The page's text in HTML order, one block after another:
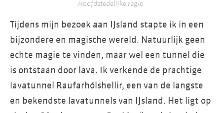
Hoofdstedelijke regio
Tijdens mijn bezoek aan IJsland stapte ik in een
bijzondere en magische wereld. Natuurlijk geen
echte magie te vinden, maar wel een tunnel die
is ontstaan door lava. Ik verkende de prachtige
lavatunnel Raufarhólshellir, een van de langste
en bekendste lavatunnels van IJsland. Het ligt op